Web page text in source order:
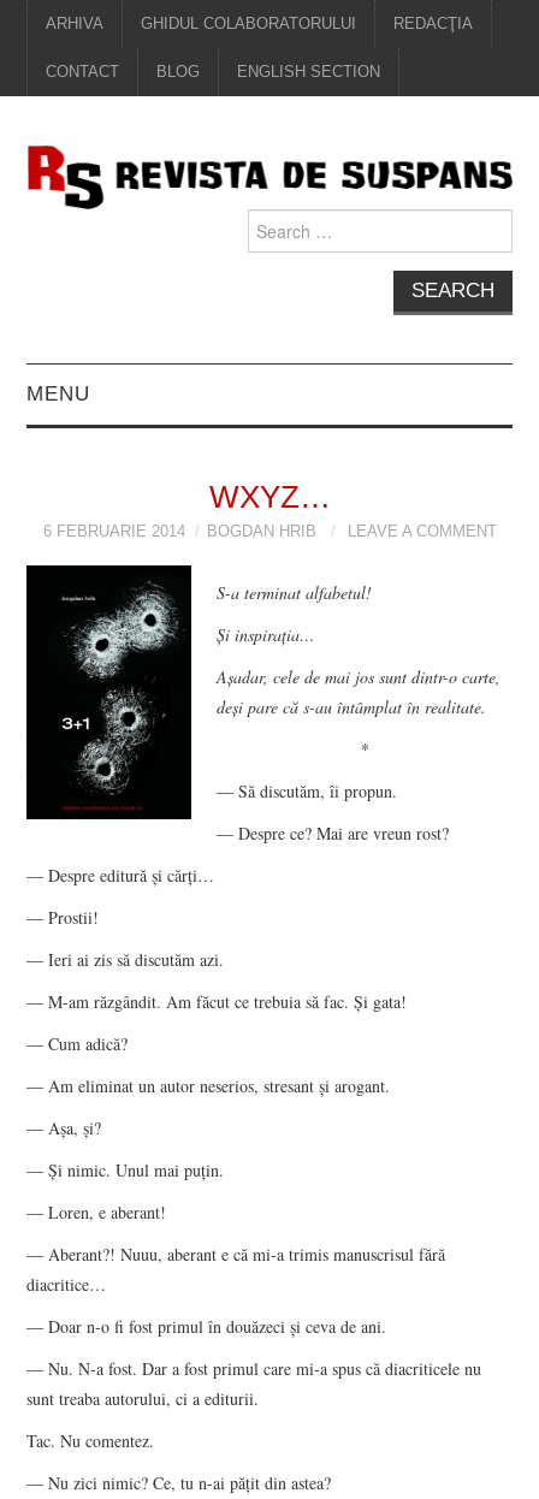
ARHIVA GHIDUL COLABORATORULUI REDACŢIA
CONTACT BLOG ENGLISH SECTION
for:
MENU
VIZIUNI ȘI SPECTRE
CONTRAPAGINI
CARTE & FILM
SUSPANS
NUMĂRUL 48 /
MARTIE 2018
APRILIE 2018
WXYZ…
6 FEBRUARIE 2014 BOGDAN HRIB LEAVE A COMMENT
S-a terminat alfabetul!
Şi inspiraţia…
Aşadar, cele de mai jos sunt dintr-o carte,
deşi pare că s-au întâmplat în realitate.
*
― Să discutăm, îi propun.
― Despre ce? Mai are vreun rost?
― Despre editură şi cărţi…
― Prostii!
― Ieri ai zis să discutăm azi.
― M-am răzgândit. Am făcut ce trebuia să fac. Şi gata!
― Cum adică?
― Am eliminat un autor neserios, stresant şi arogant.
― Aşa, şi?
― Şi nimic. Unul mai puţin.
― Loren, e aberant!
― Aberant?! Nuuu, aberant e că mi-a trimis manuscrisul fără
diacritice…
― Doar n-o fi fost primul în douăzeci şi ceva de ani.
― Nu. N-a fost. Dar a fost primul care mi-a spus că diacriticele nu
sunt treaba autorului, ci a editurii.
Tac. Nu comentez.
― Nu zici nimic? Ce, tu n-ai păţit din astea?